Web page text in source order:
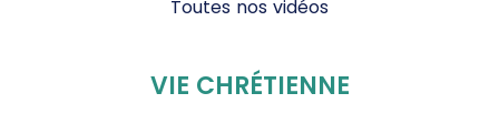
Toutes nos vidéos
VIE CHRÉTIENNE